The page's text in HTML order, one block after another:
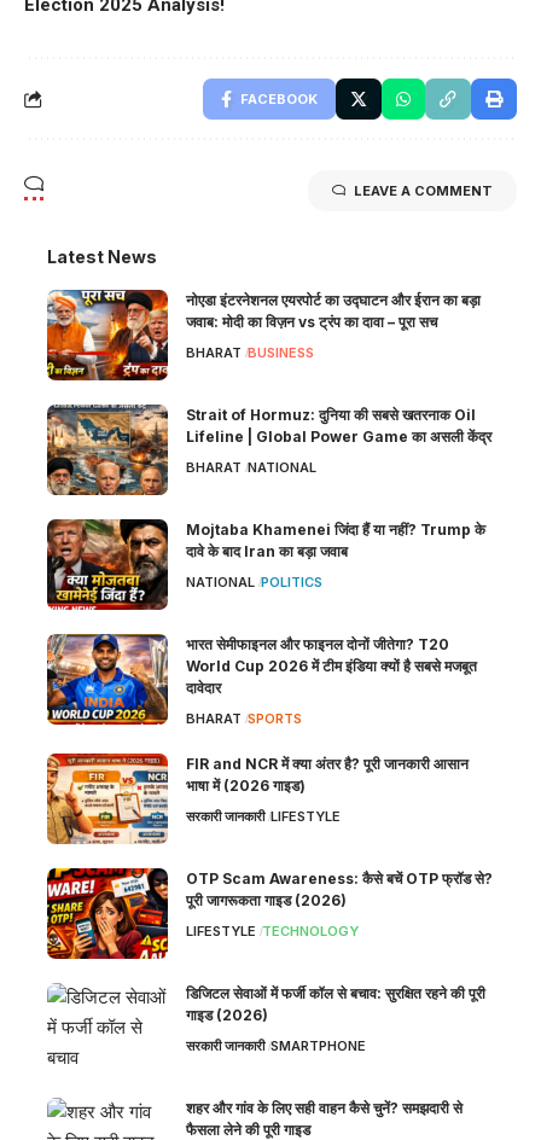
Election 2025 Analysis!
FACEBOOK
LEAVE A COMMENT
Latest News
नोएडा इंटरनेशनल एयरपोर्ट का उद्घाटन और ईरान का बड़ा
जवाब: मोदी का विज़न vs ट्रंप का दावा – पूरा सच
BHARAT BUSINESS
Strait of Hormuz: दुनिया की सबसे खतरनाक Oil
Lifeline | Global Power Game का असली केंद्र
BHARAT NATIONAL
Mojtaba Khamenei जिंदा हैं या नहीं? Trump के
दावे के बाद Iran का बड़ा जवाब
NATIONAL POLITICS
भारत सेमीफाइनल और फाइनल दोनों जीतेगा? T20
World Cup 2026 में टीम इंडिया क्यों है सबसे मजबूत
दावेदार
BHARAT SPORTS
FIR and NCR में क्या अंतर है? पूरी जानकारी आसान
भाषा में (2026 गाइड)
सरकारी जानकारी LIFESTYLE
OTP Scam Awareness: कैसे बचें OTP फ्रॉड से?
पूरी जागरूकता गाइड (2026)
LIFESTYLE TECHNOLOGY
डिजिटल सेवाओं में फर्जी कॉल से बचाव: सुरक्षित रहने की पूरी
गाइड (2026)
सरकारी जानकारी SMARTPHONE
शहर और गांव के लिए सही वाहन कैसे चुनें? समझदारी से
फैसला लेने की पूरी गाइड